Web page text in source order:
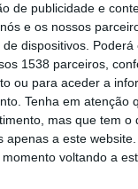
de publicidade e
e os nossos
dispositivos.
1538 parceiros,
ou para aceder a
Tenha em atenção
mas que tem o
a este
voltando a
e o civismo
de S. Victor
regressar